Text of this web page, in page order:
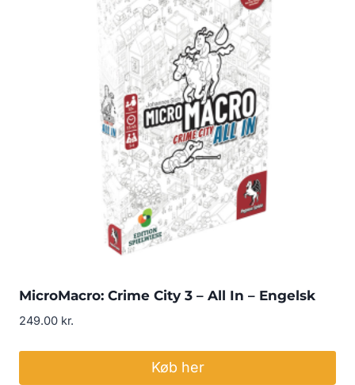
MicroMacro: Crime City 3 – All In – Engelsk
249.00 kr.
Køb her